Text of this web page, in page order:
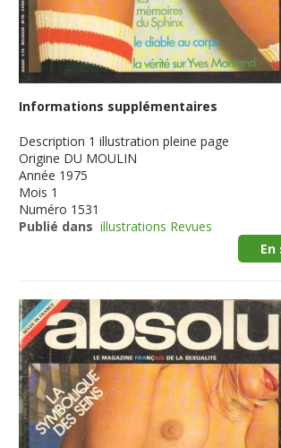
Informations supplémentaires
Description 1 illustration pleine page
Origine DU MOULIN
Année 1975
Mois 1
Numéro 1531
Publié dans illustrations Revues